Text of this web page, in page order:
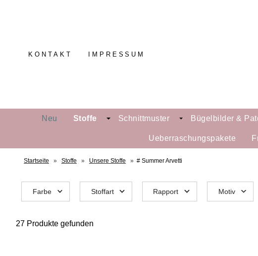
KONTAKT IMPRESSUM
Neu Stoffe Schnittmuster Bügelbilder &
Ueberraschungspakete
Startseite » Stoffe » Unsere Stoffe » # Summer Arvetti
Farbe Stoffart Rapport Motiv
27 Produkte gefunden